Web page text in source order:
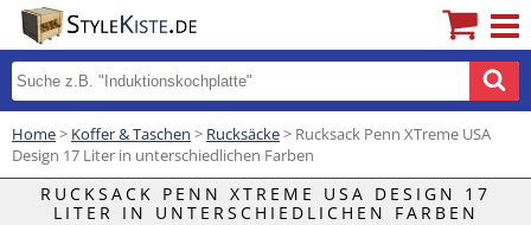
Home> Koffer & Taschen > Rucksäcke> Rucksack Penn XTreme USA
Design 17 Liter in unterschiedlichen Farben
RUCKSACK PENN XTREME USA DESIGN 17
LITER IN UNTERSCHIEDLICHEN FARBEN